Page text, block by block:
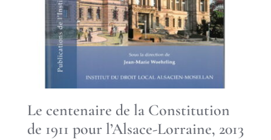
Le centenaire de la Constitution
de 1911 pour l’Alsace-Lorraine, 2013